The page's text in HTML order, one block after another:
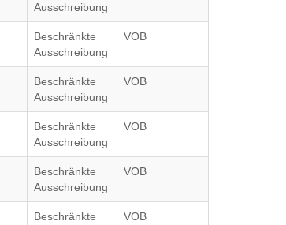
Ausschreibung
Beschränkte
Ausschreibung
VOB
Beschränkte
Ausschreibung
VOB
Beschränkte
Ausschreibung
VOB
Beschränkte
Ausschreibung
VOB
Beschränkte
VOB